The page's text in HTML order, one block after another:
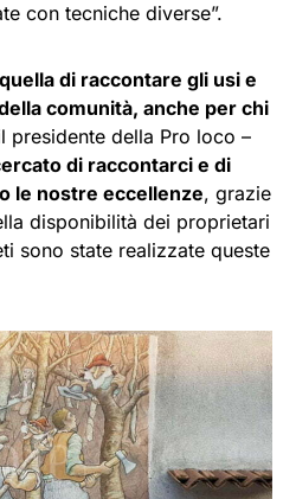
con tecniche diverse”.
di raccontare gli usi e
comunità, anche per chi
presidente della Pro loco –
di raccontarci e di
le nostre eccellenze, grazie
disponibilità dei proprietari
sono state realizzate queste